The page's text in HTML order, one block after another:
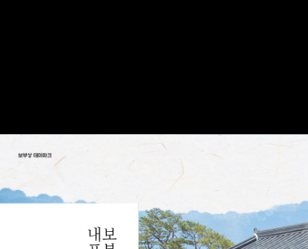
보부상 테마파크
내포 보부상촌
예산군에 보부상의 전통이 깃든 테마파크입니다.
보부상은 조선시대 봇짐을 지고 전국을 돌아다니며
물건을 팔았던 상인을 뜻합니다.
내보포부상촌 입구 이미지